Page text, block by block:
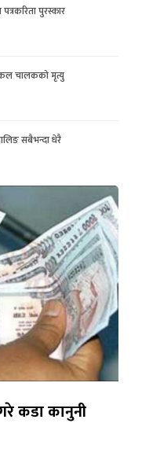
पुरस्कार
चालकको मृत्यु
सबैभन्दा धेरै
कडा कानुनी